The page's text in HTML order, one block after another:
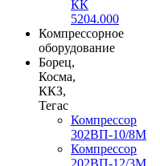
КК
5204.000
Компрессорное
оборудование
Борец,
Косма,
ККЗ,
Тегас
Компрессор
302ВП-10/8М
Компрессор